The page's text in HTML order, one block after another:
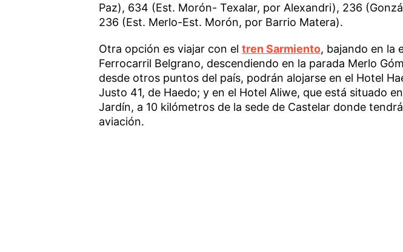
Paz), 634 (Est. Morón- Texalar, por Alexandri), 236
236 (Est. Merlo-Est. Morón, por Barrio Matera).
Otra opción es viajar con el tren Sarmiento, bajando en la
Ferrocarril Belgrano, descendiendo en la parada Merlo
desde otros puntos del país, podrán alojarse en el Hotel
Justo 41, de Haedo; y en el Hotel Aliwe, que está situado
Jardín, a 10 kilómetros de la sede de Castelar donde
aviación.